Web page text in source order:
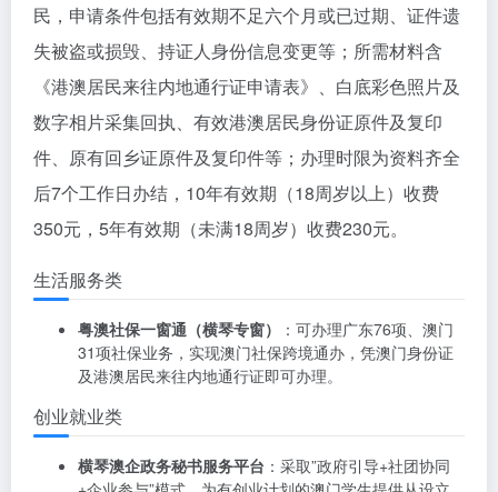
民，申请条件包括有效期不足六个月或已过期、证件遗
失被盗或损毁、持证人身份信息变更等；所需材料含
《港澳居民来往内地通行证申请表》、白底彩色照片及
数字相片采集回执、有效港澳居民身份证原件及复印
件、原有回乡证原件及复印件等；办理时限为资料齐全
后7个工作日办结，10年有效期（18周岁以上）收费
350元，5年有效期（未满18周岁）收费230元。
生活服务类
粤澳社保一窗通（横琴专窗）
：可办理广东76项、澳门
31项社保业务，实现澳门社保跨境通办，凭澳门身份证
及港澳居民来往内地通行证即可办理。
创业就业类
横琴澳企政务秘书服务平台 ：采取”政府引导+社团协同